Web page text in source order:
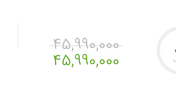
45,990,000
45,990,000